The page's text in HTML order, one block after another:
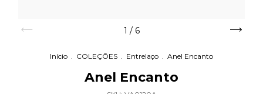
1 / 6
Início COLEÇÕES Entrelaço Anel Encanto
Anel Encanto